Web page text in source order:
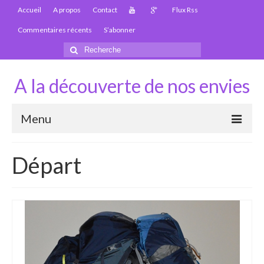
Accueil A propos Contact Flux Rss
Commentaires récents S’abonner
Rechercher
:
A la découverte de nos envies
Menu
Carte Thaïlande
Thaïlande – Infos
Paludisme en Thaïlande
Les articles de la Thaïlande
Départ